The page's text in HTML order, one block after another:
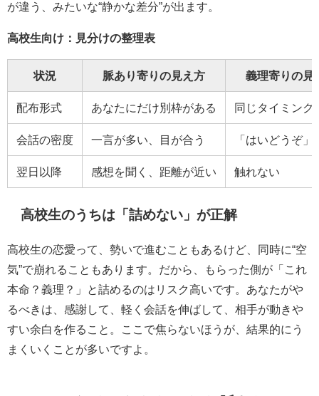
が違う、みたいな“静かな差分”が出ます。
高校生向け：見分けの整理表
状況 脈あり寄りの見え方 義理寄りの見
配布形式 あなたにだけ別枠がある 同じタイミング
会話の密度 一言が多い、目が合う 「はいどうぞ」
翌日以降 感想を聞く、距離が近い 触れない
高校生のうちは「詰めない」が正解
高校生の恋愛って、勢いで進むこともあるけど、同時に“空
気”で崩れることもあります。だから、もらった側が「これ
本命？義理？」と詰めるのはリスク高いです。あなたがや
るべきは、感謝して、軽く会話を伸ばして、相手が動きや
すい余白を作ること。ここで焦らないほうが、結果的にう
まくいくことが多いですよ。